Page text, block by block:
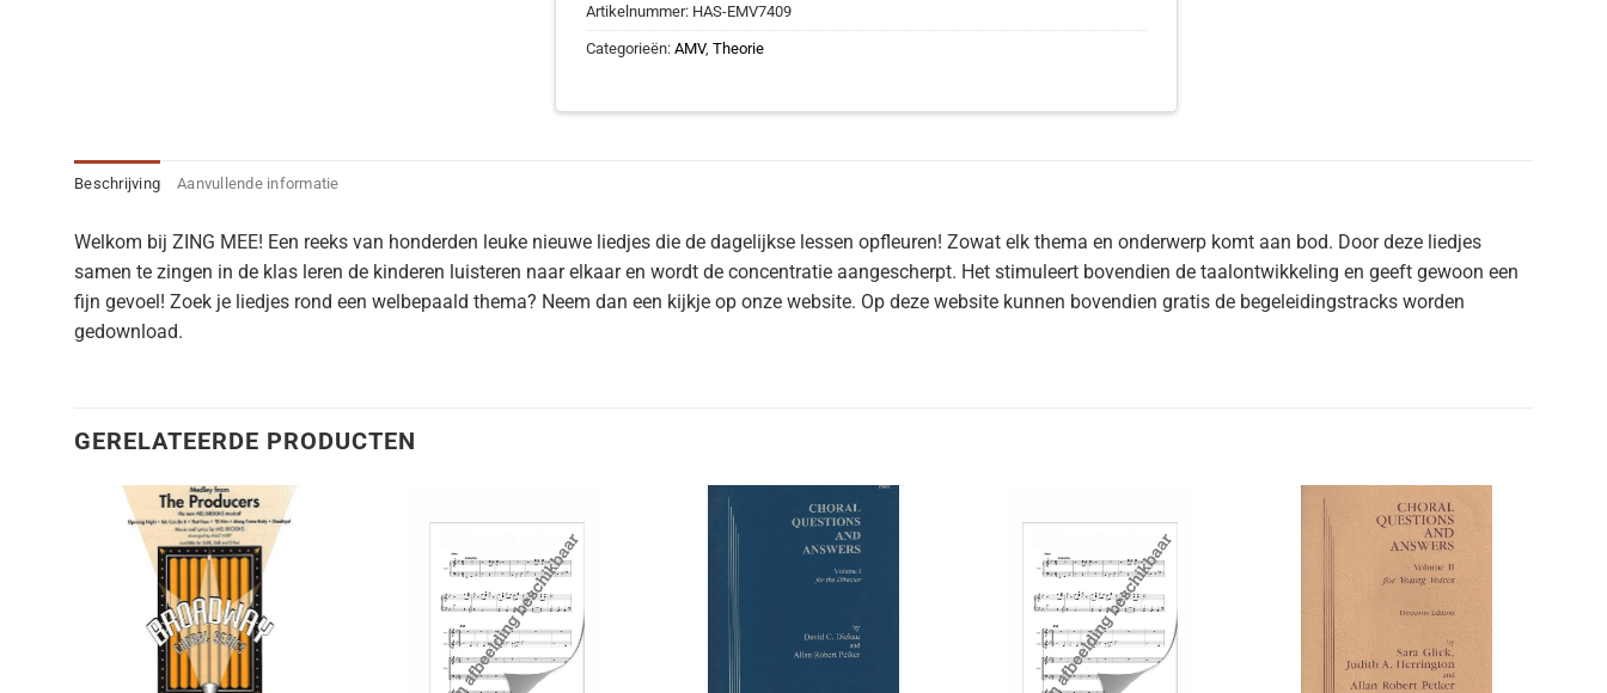
Artikelnummer: HAS-EMV7409
Categorieën: AMV, Theorie
Beschrijving Aanvullende informatie
Welkom bij ZING MEE! Een reeks van honderden leuke nieuwe liedjes die de dagelijkse lessen opfleuren! Zowat elk thema en onderwerp komt aan bod. Door deze liedjes
samen te zingen in de klas leren de kinderen luisteren naar elkaar en wordt de concentratie aangescherpt. Het stimuleert bovendien de taalontwikkeling en geeft gewoon een
fijn gevoel! Zoek je liedjes rond een welbepaald thema? Neem dan een kijkje op onze website. Op deze website kunnen bovendien gratis de begeleidingstracks worden
gedownload.
GERELATEERDE PRODUCTEN